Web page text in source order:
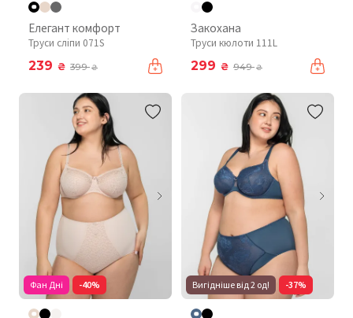
Елегант комфорт
Труси сліпи 071S
239 ₴ 399₴
Закохана
Труси кюлоти 111L
299 ₴ 949₴
Фан Дні -40% Вигідніше від 2 од! -37%